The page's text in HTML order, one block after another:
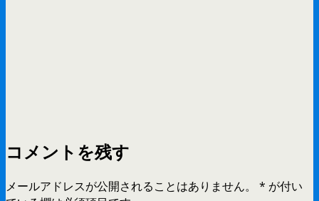
コメントを残す
メールアドレスが公開されることはありません。 * が付い